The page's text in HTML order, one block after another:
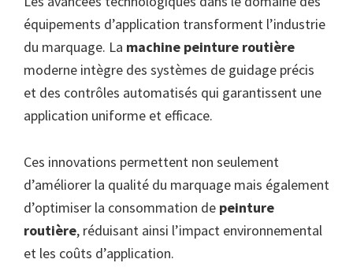
équipements d’application transforment l’industrie
du marquage. La machine peinture routière
moderne intègre des systèmes de guidage précis
et des contrôles automatisés qui garantissent une
application uniforme et efficace.
Ces innovations permettent non seulement
d’améliorer la qualité du marquage mais également
d’optimiser la consommation de peinture
routière, réduisant ainsi l’impact environnemental
et les coûts d’application.